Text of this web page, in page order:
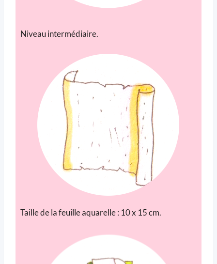
Niveau intermédiaire.
Taille de la feuille aquarelle : 10 x 15 cm.